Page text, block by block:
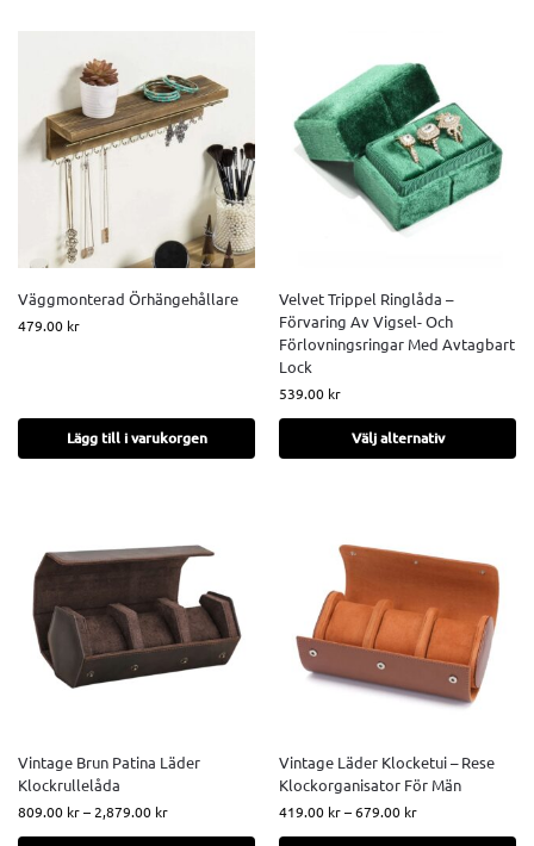
Väggmonterad Örhängehållare
479.00 kr
Lägg till i varukorgen
Velvet Trippel Ringlåda –
Förvaring Av Vigsel- Och
Förlovningsringar Med Avtagbart
Lock
539.00 kr
Välj alternativ
Vintage Brun Patina Läder
Klockrullelåda
809.00 kr– 2,879.00 kr
Vintage Läder Klocketui – Rese
Klockorganisator För Män
419.00 kr–679.00 kr